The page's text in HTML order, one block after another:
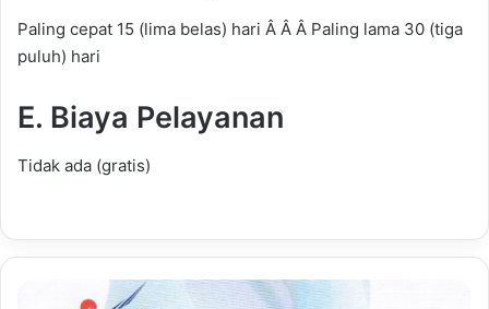
Paling cepat 15 (lima belas) hari Â Â Â Paling lama 30 (tiga
puluh) hari
E. Biaya Pelayanan
Tidak ada (gratis)